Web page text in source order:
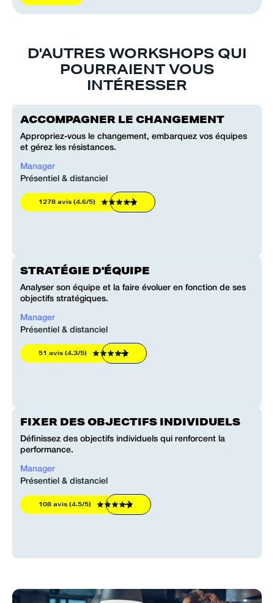
D'AUTRES WORKSHOPS QUI
POURRAIENT VOUS
INTÉRESSER
ACCOMPAGNER LE CHANGEMENT
Appropriez-vous le changement, embarquez vos équipes
et gérez les résistances.
Manager
Présentiel & distanciel
1278 avis (4.6/5)
STRATÉGIE D'ÉQUIPE
Analyser son équipe et la faire évoluer en fonction de ses
objectifs stratégiques.
Manager
Présentiel & distanciel
51 avis (4.3/5)
FIXER DES OBJECTIFS INDIVIDUELS
Définissez des objectifs individuels qui renforcent la
performance.
Manager
Présentiel & distanciel
108 avis (4.5/5)